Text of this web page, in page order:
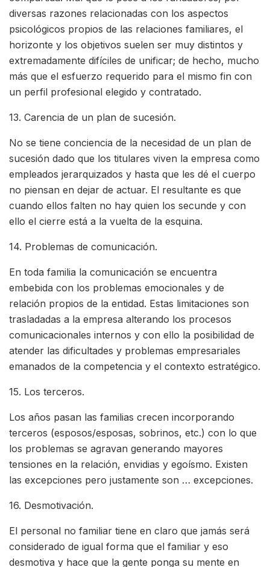
diversas razones relacionadas con los aspectos
psicológicos propios de las relaciones familiares, el
horizonte y los objetivos suelen ser muy distintos y
extremadamente difíciles de unificar; de hecho, mucho
más que el esfuerzo requerido para el mismo fin con
un perfil profesional elegido y contratado.
13. Carencia de un plan de sucesión.
No se tiene conciencia de la necesidad de un plan de
sucesión dado que los titulares viven la empresa como
empleados jerarquizados y hasta que les dé el cuerpo
no piensan en dejar de actuar. El resultante es que
cuando ellos falten no hay quien los secunde y con
ello el cierre está a la vuelta de la esquina.
14. Problemas de comunicación.
En toda familia la comunicación se encuentra
embebida con los problemas emocionales y de
relación propios de la entidad. Estas limitaciones son
trasladadas a la empresa alterando los procesos
comunicacionales internos y con ello la posibilidad de
atender las dificultades y problemas empresariales
emanados de la competencia y el contexto estratégico.
15. Los terceros.
Los años pasan las familias crecen incorporando
terceros (esposos/esposas, sobrinos, etc.) con lo que
los problemas se agravan generando mayores
tensiones en la relación, envidias y egoísmo. Existen
las excepciones pero justamente son … excepciones.
16. Desmotivación.
El personal no familiar tiene en claro que jamás será
considerado de igual forma que el familiar y eso
desmotiva y hace que la gente ponga su mente en